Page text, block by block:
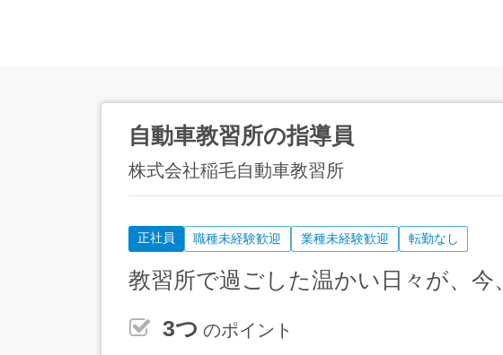
自動車教習所の指導員
株式会社稲毛自動車教習所
正社員 職種未経験歓迎 業種未経験歓迎 転勤なし
教習所で過ごした温かい日々が、今
3つ のポイント